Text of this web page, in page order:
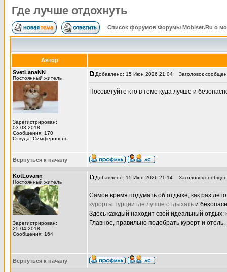
Где лучше отдохнуть
Список форумов Форумы Mobiset.Ru о
Автор
SvetLanaNN
Постоянный житель
Зарегистрирован:
03.03.2018
Сообщения: 170
Откуда: Симферополь
Добавлено: 15 Июн 2026 21:04 Заголовок
Посоветуйте кто в теме куда лучше и
Вернуться к началу
KotLovann
Постоянный житель
Зарегистрирован:
25.04.2018
Сообщения: 164
Добавлено: 15 Июн 2026 21:14 Заголовок
Самое время подумать об отдыхе, как раз
курорты турции где лучше отдыхать и
Здесь каждый находит свой идеальный отдых:
Главное, правильно подобрать курорт и отель.
Вернуться к началу